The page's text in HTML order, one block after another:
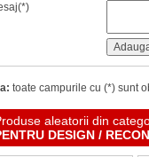
toate campurile cu (*) sunt
aleatorii din
DESIGN /